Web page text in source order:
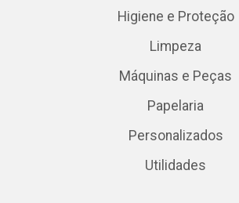
Higiene e Proteção
Limpeza
Máquinas e Peças
Papelaria
Personalizados
Utilidades